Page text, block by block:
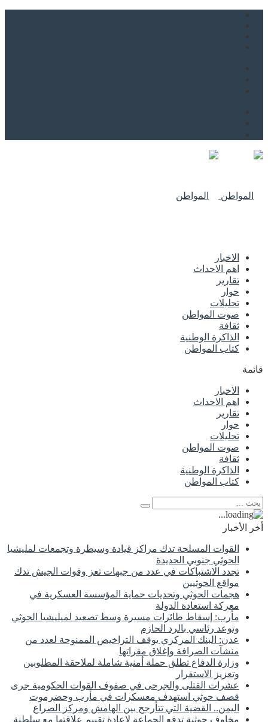
الاخبار
اهم الاحداث
تقارير
حوار
تحليلات
صوت المواطن
ثقافة
الذاكرة الوطنية
كتاب المواطن
قائمة
الاخبار
اهم الاحداث
تقارير
حوار
تحليلات
صوت المواطن
ثقافة
الذاكرة الوطنية
كتاب المواطن
أخر الأخبار
القوات المسلحة تدك مراكز قيادة وسيطرة وتجمعات لمليشيا
الحوثي جنوبي الحديدة
تجدد الاشتباكات في عدد من جبهات تعز وقوات الجيش تدك
مواقع الحوثيين
هجمات الحوثي وتحديات حماية المؤسسة العسكرية في
معركة استعادة الدولة
مأرب: إسقاط طائرات مسيرة وسط تصعيد لميليشيا الحوثي
وتوعد رئاسي بالرد الحازم
عدن: البنك المركزي يوقف التراخيص الممنوحة لعدد من
منشآت الصرافة وإغلاق مقراتها
وزارة الدفاع تطلق حملة أمنية شاملة لملاحقة المطلوبين
وتعزيز الاستقرار
عشرات القتلى والجرحى في صفوف القوات الحكومية جرى
قصف حوثي استهدف معسكرات في مأرب وحضرموت
اليمن.. القضية التي تتأرجح بين الهامش ومركز الصراع
مخاوف حوثية تدفع الجماعة لإعادة تقييم علاقتها مع سلطنة